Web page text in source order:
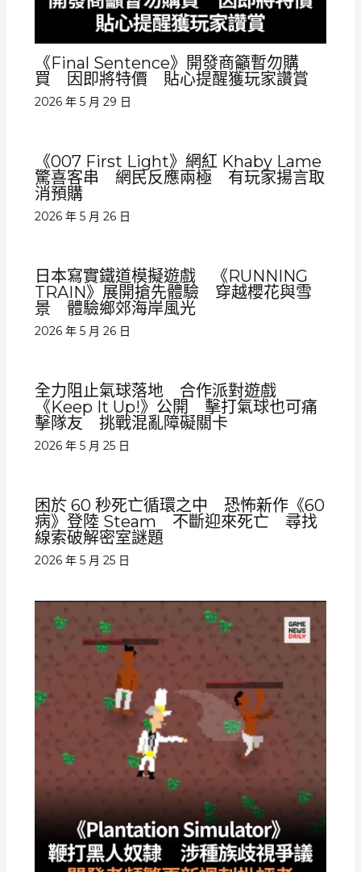
《Final Sentence》開發商籲暫勿購
買 因即將特價 貼心提醒獲玩家讚賞
2026 年 5 月 29 日
《007 First Light》網紅 Khaby Lame
驚喜客串 網民反應兩極 有玩家揚言取
消預購
2026 年 5 月 26 日
日本寫實鐵道模擬遊戲 《RUNNING
TRAIN》展開搶先體驗 穿越櫻花與雪
景 體驗鄉郊海岸風光
2026 年 5 月 26 日
全力阻止氣球落地 合作派對遊戲
《Keep It Up!》公開 擊打氣球也可痛
擊隊友 挑戰混亂障礙關卡
2026 年 5 月 25 日
困於 60 秒死亡循環之中 恐怖新作《60
病》登陸 Steam 不斷迎來死亡 尋找
線索破解密室謎題
2026 年 5 月 25 日